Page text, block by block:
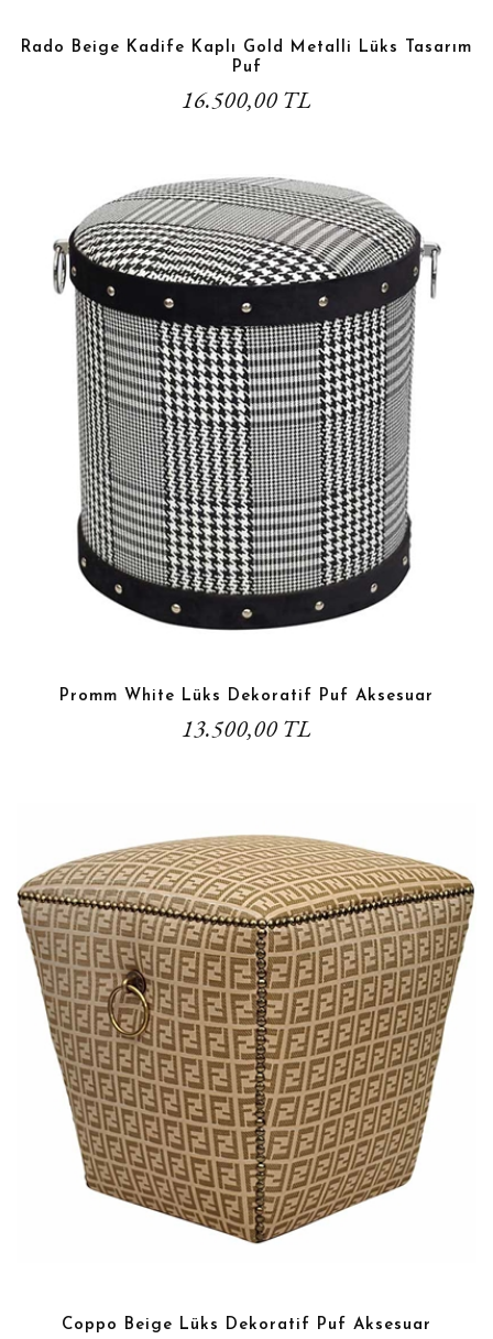
Rado Beige Kadife Kaplı Gold Metalli Lüks Tasarım
Puf
16.500,00 TL
Promm White Lüks Dekoratif Puf Aksesuar
13.500,00 TL
Coppo Beige Lüks Dekoratif Puf Aksesuar